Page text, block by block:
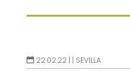
22.02.22 | | SEVILLA